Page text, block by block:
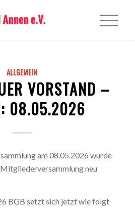
ALLGEMEIN
VORSTAND –
08.05.2026
am 08.05.2026 wurde
neu
BGB setzt sich jetzt wie folgt